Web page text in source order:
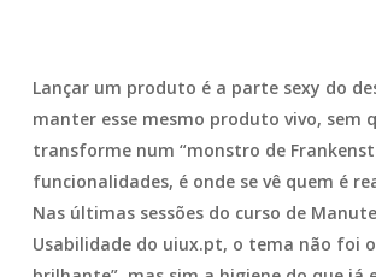
Lançar um produto é a parte sexy do
manter esse mesmo produto vivo, sem
transforme num “monstro de
funcionalidades, é onde se vê quem é
Nas últimas sessões do curso de
Usabilidade do uiux.pt, o tema não foi o